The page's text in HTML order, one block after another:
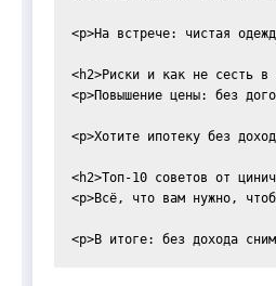
<p>На встрече: чистая
<h2>Риски и как не сесть в
<p>Повышение цены: без
<p>Хотите ипотеку без
<h2>Топ-10 советов от
<p>Всё, что вам нужно,